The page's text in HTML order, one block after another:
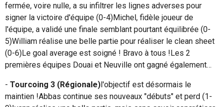
fermée, voire nulle, a su infiltrer les lignes adverses pour
signer la victoire d'équipe (0-4)Michel, fidèle joueur de
l'équipe, a validé une finale semblant pourtant équilibrée (0-
5)William réalise une belle partie pour réaliser le clean sheet
(0-6)Le goal average est soigné ! Bravo à tous !Les 2
premières équipes Douai et Neuville ont gagné également…
- Tourcoing 3 (Régionale)l'objectif est désormais le
maintien !Abbas continue ses nouveaux "débuts" et perd (1-